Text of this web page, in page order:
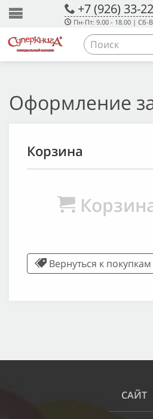
+7 (926) 33-
Пн-Пт: 9.00 - 18.00 | Сб-
Оформление
Корзина
Вернуться к покупкам
САЙТ